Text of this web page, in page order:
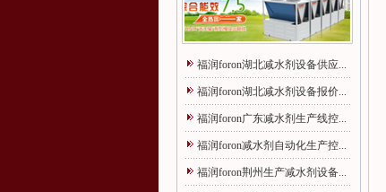
福润foron湖北减水剂设备供应...
福润foron湖北减水剂设备报价...
福润foron广东减水剂生产线控...
福润foron减水剂自动化生产控...
福润foron荆州生产减水剂设备...